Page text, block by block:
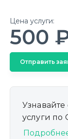
Цена услуги:
500
Отправить
услуги